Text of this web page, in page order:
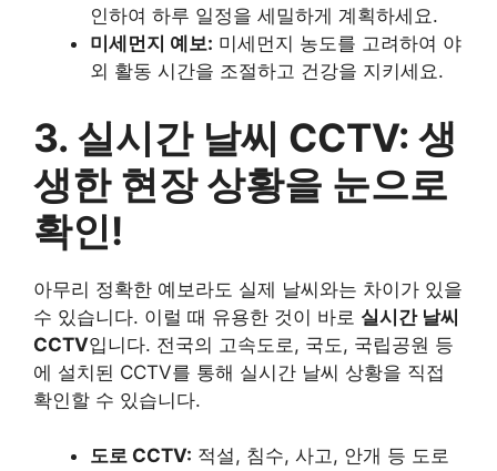
인하여 하루 일정을 세밀하게 계획하세요.
미세먼지 예보: 미세먼지 농도를 고려하여 야
외 활동 시간을 조절하고 건강을 지키세요.
3. 실시간 날씨 CCTV: 생
생한 현장 상황을 눈으로
확인!
아무리 정확한 예보라도 실제 날씨와는 차이가 있을
수 있습니다. 이럴 때 유용한 것이 바로 실시간 날씨
CCTV입니다. 전국의 고속도로, 국도, 국립공원 등
에 설치된 CCTV를 통해 실시간 날씨 상황을 직접
확인할 수 있습니다.
도로 CCTV: 적설, 침수, 사고, 안개 등 도로